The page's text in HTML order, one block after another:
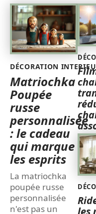
DÉCORATION
Matriochka
Poupée
russe
personnalisée
: le cadeau
qui marque
les esprits
La matriochka
poupée russe
personnalisée
n'est pas un
les